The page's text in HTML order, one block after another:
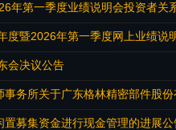
年第一季度业绩说明会投资者关
度暨2026年第一季度网上业绩说
会决议公告
务所关于广东格林精密部件股
募集资金进行现金管理的进展公